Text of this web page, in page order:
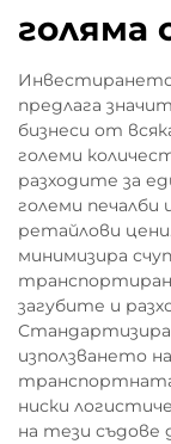
голяма
Инвестирането
предлага
бизнеси от
големи
разходите за
големи печалби
ретайлови
минимизира
загубите и
използването
ниски
на тези съдове